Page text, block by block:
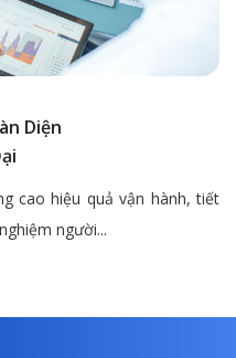
Diện
cao hiệu quả vận hành, tiết
người...